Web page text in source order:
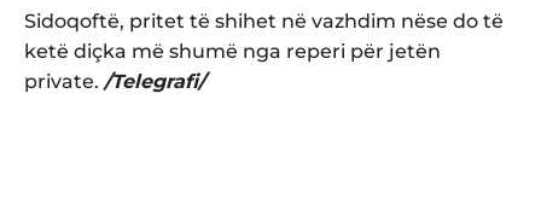
Sidoqoftë, pritet të shihet në vazhdim nëse do të
ketë diçka më shumë nga reperi për jetën
private. /Telegrafi/